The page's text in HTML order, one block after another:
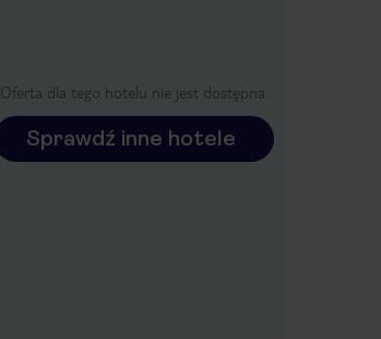
Oferta dla tego hotelu nie jest dostępna.
Sprawdź inne hotele